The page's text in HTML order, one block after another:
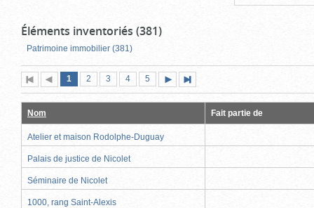
Éléments inventoriés (381)
Patrimoine immobilier (381)
Première
page
Page
précédente
Page
1 (page
actuelle)
Page
2 Page
3 Page
4 Page
5
suivante
page
Nom Fait partie de
Atelier et maison Rodolphe-Duguay
Palais de justice de Nicolet
Séminaire de Nicolet
1000, rang Saint-Alexis